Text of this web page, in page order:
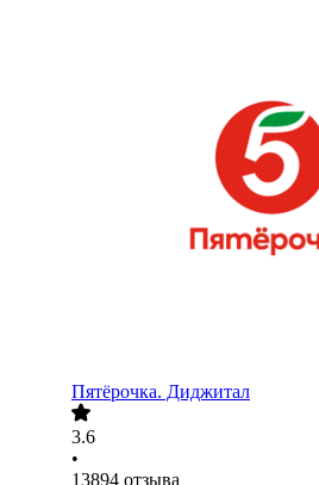
Пятёрочка. Диджитал
3.6
•
13894 отзыва